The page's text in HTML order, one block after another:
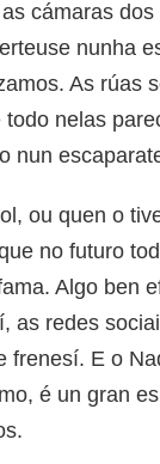
cámaras dos
nunha
As rúas
nelas
nun
ou quen o
no futuro
Algo ben
as redes
frenesí. E o
é un gran